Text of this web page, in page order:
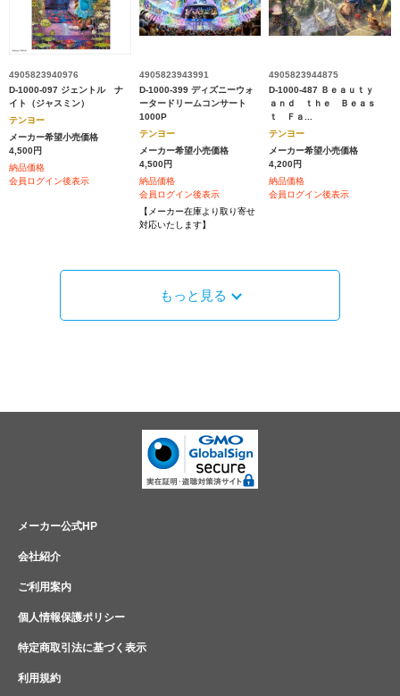
4905823940976
D-1000-097 ジェントル ナ
イト（ジャスミン）
テンヨー
メーカー希望小売価格
4,500円
納品価格
会員ログイン後表示
4905823943991
D-1000-399 ディズニーウォ
ータードリームコンサート
1000P
テンヨー
メーカー希望小売価格
4,500円
納品価格
会員ログイン後表示
【メーカー在庫より取り寄せ
対応いたします】
4905823944875
D-1000-487 Ｂｅａｕｔｙ
ａｎｄ ｔｈｅ Ｂｅａｓ
ｔ Ｆａ...
テンヨー
メーカー希望小売価格
4,200円
納品価格
会員ログイン後表示
もっと見る
メーカー公式HP
会社紹介
ご利用案内
個人情報保護ポリシー
特定商取引法に基づく表示
利用規約